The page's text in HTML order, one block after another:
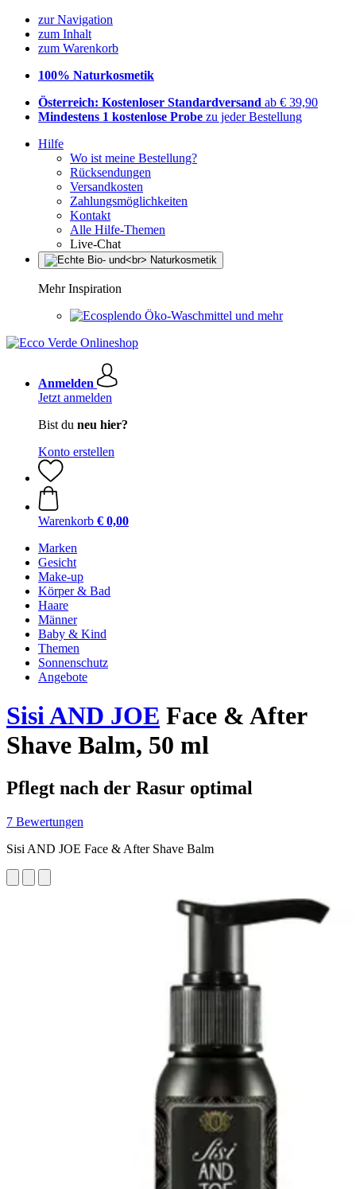
zur Navigation
zum Inhalt
zum Warenkorb
100% Naturkosmetik
Österreich: Kostenloser Standardversand ab € 39,90
Mindestens 1 kostenlose Probe zu jeder Bestellung
Hilfe
Wo ist meine Bestellung?
Rücksendungen
Versandkosten
Zahlungsmöglichkeiten
Kontakt
Alle Hilfe-Themen
Live-Chat
Mehr Inspiration
Öko-Waschmittel und mehr
Anmelden
Jetzt anmelden
Bist du neu hier?
Konto erstellen
Warenkorb € 0,00
Marken
Gesicht
Make-up
Körper & Bad
Haare
Männer
Baby & Kind
Themen
Sonnenschutz
Angebote
Sisi AND JOE Face & After
Shave Balm, 50 ml
Pflegt nach der Rasur optimal
7 Bewertungen
Sisi AND JOE Face & After Shave Balm